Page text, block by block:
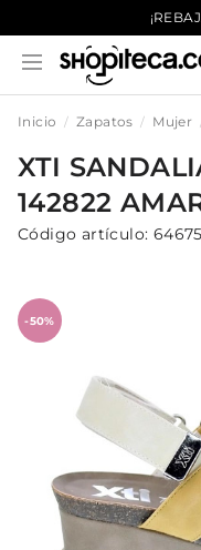
Inicio Zapatos Mujer
XTI
142822
Código artículo:
-50%